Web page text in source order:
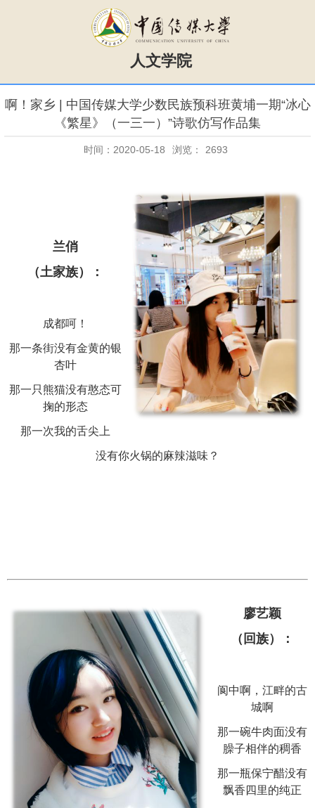
人文学院
啊！家乡 | 中国传媒大学少数民族预科班黄埔一期“冰心
《繁星》（一三一）”诗歌仿写作品集
时间：2020-05-18 浏览： 2693
兰俏
（土家族）：
成都呵！
那一条街没有金黄的银
杏叶
那一只熊猫没有憨态可
掬的形态
那一次我的舌尖上
没有你火锅的麻辣滋味？
廖艺颖
（回族）：
阆中啊，江畔的古
城啊
那一碗牛肉面没有
臊子相伴的稠香
那一瓶保宁醋没有
飘香四里的纯正